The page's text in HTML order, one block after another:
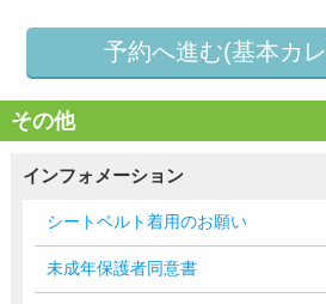
予約へ進む(基本カ
その他
インフォメーション
シートベルト着用のお願い
未成年保護者同意書